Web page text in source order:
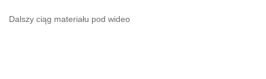
Dalszy ciąg materiału pod wideo